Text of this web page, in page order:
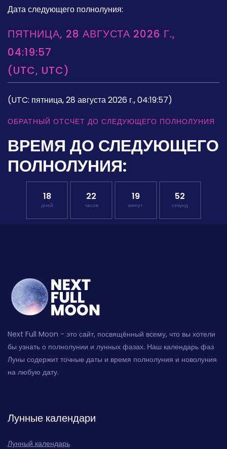
Дата следующего полнолуния:
ПЯТНИЦА, 28 АВГУСТА 2026 Г.,
04:19:57
(UTC, UTC)
(UTC: пятница, 28 августа 2026 г., 04:19:57)
ОБРАТНЫЙ ОТСЧЕТ ДО СЛЕДУЮЩЕГО ПОЛНОЛУНИЯ
ВРЕМЯ ДО СЛЕДУЮЩЕГО
ПОЛНОЛУНИЯ:
18
дней
22
часов
19
минут
51
секунд
Next Full Moon - это сайт, посвящённый всему, что вы хотели
бы узнать о полнолунии и лунных фазах. Наш календарь фаз
Луны содержит точные даты и время полнолуния и новолуния
на любую дату.
Лунные календари
Лунный календарь